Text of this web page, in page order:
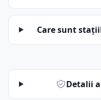
Care sunt
Detalii